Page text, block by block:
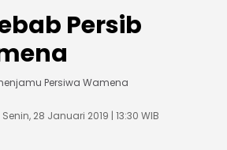
Persib
Persiwa Wamena
Senin, 28 Januari 2019 | 13:30 WIB